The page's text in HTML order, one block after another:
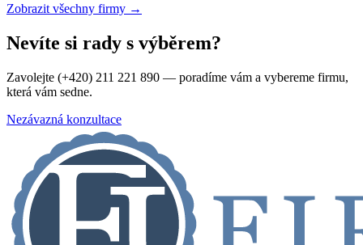
Zobrazit všechny firmy →
Nevíte si rady s výběrem?
Zavolejte (+420) 211 221 890 — poradíme vám a vybereme firmu,
která vám sedne.
Nezávazná konzultace